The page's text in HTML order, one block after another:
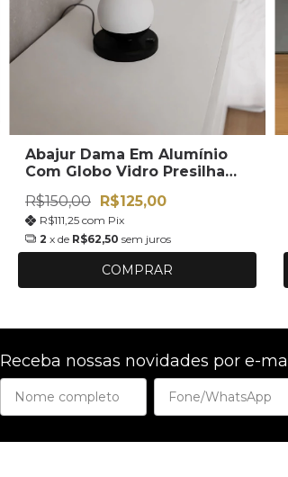
Abajur Dama Em Alumínio
Com Globo Vidro Presilha
R$150,00 R$125,00
R$111,25 com Pix
2 x de R$62,50 sem juros
COMPRAR
Receba nossas novidades por e-